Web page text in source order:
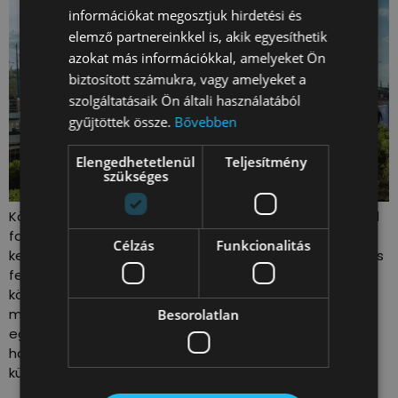
Közlekedéssel, urbanisztikával és környezetvédelemmel
foglalkozó civil szervezeteink azért fogtak össze és
kezdeményezték tavaly ősszel, hogy a Lánchíd – a teljes
felújítást követően – dugómentes és a fenntartható
közlekedési eszközök számára átjárható terület
maradjon. Szakmai szervezeteink szerint ez a lépés az
egyetlen elfogadható megoldás a XXI. században, és
hatalmas mérföldkő az élhető Budapestért való
küzdelmünkben. Közös […]
információkat megosztjuk hirdetési és
elemző partnereinkkel is, akik egyesíthetik
azokat más információkkal, amelyeket Ön
biztosított számukra, vagy amelyeket a
szolgáltatásaik Ön általi használatából
gyűjtöttek össze. Bővebben
Elengedhetetlenül
szükséges
Teljesítmény
Célzás Funkcionalitás
Besorolatlan